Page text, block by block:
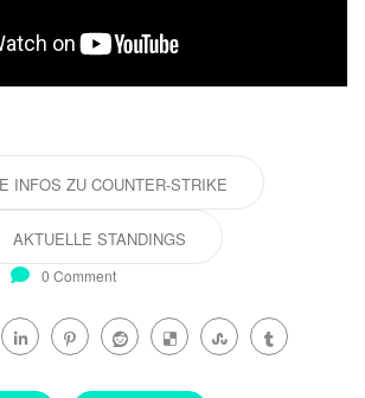
INFOS ZU COUNTER-STRIKE
AKTUELLE STANDINGS
0 Comment